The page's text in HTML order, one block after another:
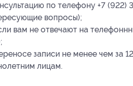
по телефону +7 (922)
вопросы);
вам не отвечают на
записи не менее чем за
лицам.